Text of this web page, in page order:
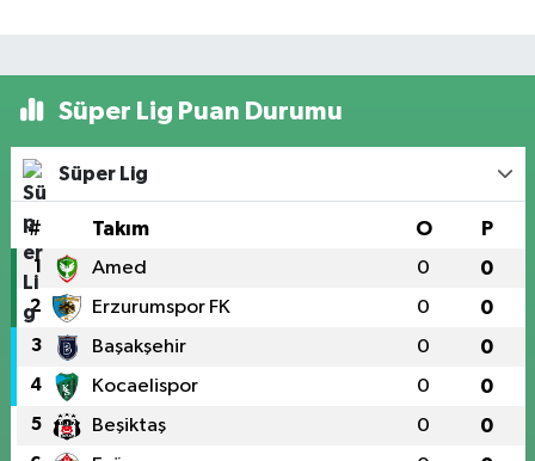
Süper Lig Puan Durumu
Süper Lig
# Takım O P
1 Amed 0 0
2 Erzurumspor FK 0 0
3 Başakşehir 0 0
4 Kocaelispor 0 0
5 Beşiktaş 0 0